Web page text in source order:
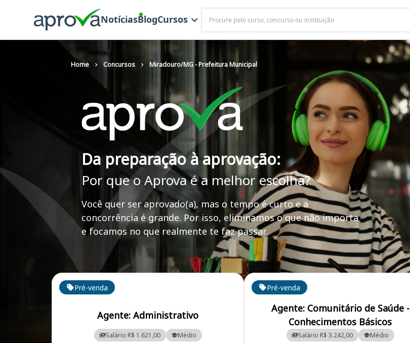
NotíciasBlogCursos
Buscar
Home Concursos Miradouro/MG - Prefeitura Municipal
Da preparação à aprovação:
Por que o Aprova é a melhor escolha?
Você quer ser aprovado(a), mas o tempo é curto e a
concorrência é grande. Por isso, eliminamos o que não importa
e focamos no que realmente te faz passar.
Cursos em destaque para passar no concurso
Pré-venda
Agente: Administrativo
Salário R$ 1.621,00 Médio
Pré-venda
Agente: Comunitário de Saúde -
Conhecimentos Básicos
Salário R$ 3.242,00 Médio